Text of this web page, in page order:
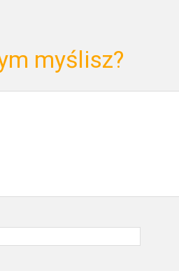
myślisz?